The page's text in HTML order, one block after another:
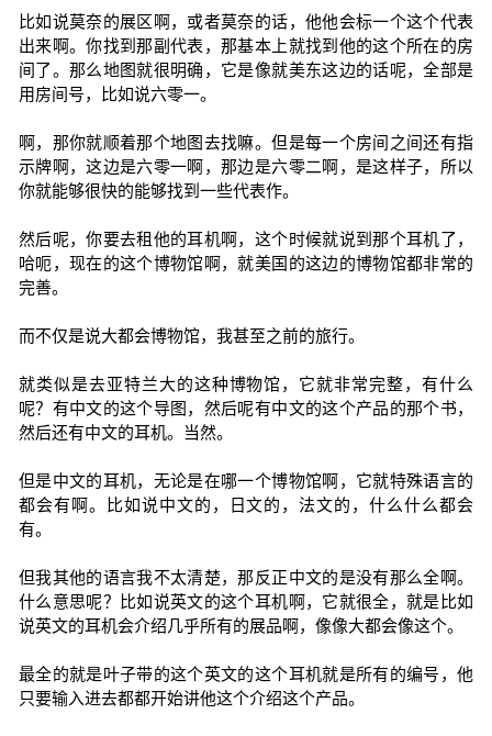
比如说莫奈的展区啊，或者莫奈的话，他他会标一个这个代表
出来啊。你找到那副代表，那基本上就找到他的这个所在的房
间了。那么地图就很明确，它是像就美东这边的话呢，全部是
用房间号，比如说六零一。
啊，那你就顺着那个地图去找嘛。但是每一个房间之间还有指
示牌啊，这边是六零一啊，那边是六零二啊，是这样子，所以
你就能够很快的能够找到一些代表作。
然后呢，你要去租他的耳机啊，这个时候就说到那个耳机了，
哈呃，现在的这个博物馆啊，就美国的这边的博物馆都非常的
完善。
而不仅是说大都会博物馆，我甚至之前的旅行。
就类似是去亚特兰大的这种博物馆，它就非常完整，有什么
呢？有中文的这个导图，然后呢有中文的这个产品的那个书，
然后还有中文的耳机。当然。
但是中文的耳机，无论是在哪一个博物馆啊，它就特殊语言的
都会有啊。比如说中文的，日文的，法文的，什么什么都会
有。
但我其他的语言我不太清楚，那反正中文的是没有那么全啊。
什么意思呢？比如说英文的这个耳机啊，它就很全，就是比如
说英文的耳机会介绍几乎所有的展品啊，像像大都会像这个。
最全的就是叶子带的这个英文的这个耳机就是所有的编号，他
只要输入进去都都开始讲他这个介绍这个产品。